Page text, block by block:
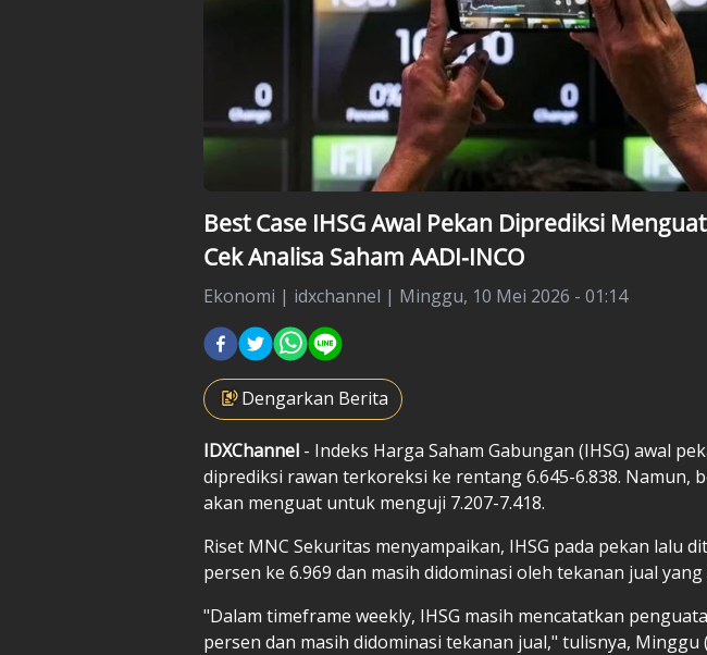
Best Case IHSG Awal Pekan Diprediksi
Cek Analisa Saham AADI-INCO
Ekonomi | idxchannel | Minggu, 10 Mei 2026 - 01:14
Dengarkan Berita
IDXChannel - Indeks Harga Saham Gabungan (IHSG) awal
diprediksi rawan terkoreksi ke rentang 6.645-6.838. Namun,
akan menguat untuk menguji 7.207-7.418.
Riset MNC Sekuritas menyampaikan, IHSG pada pekan lalu
persen ke 6.969 dan masih didominasi oleh tekanan jual
"Dalam timeframe weekly, IHSG masih mencatatkan
persen dan masih didominasi tekanan jual," tulisnya, Minggu